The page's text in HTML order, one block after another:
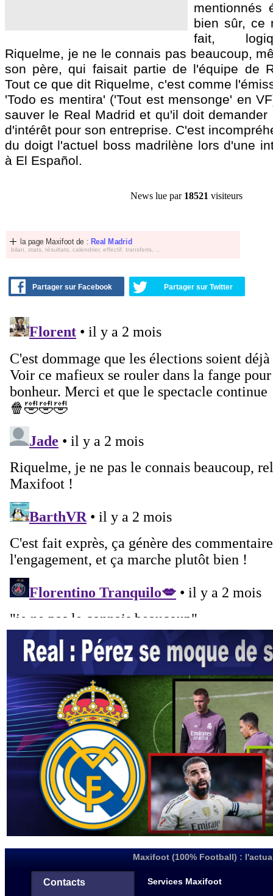
mentionnés
bien sûr, ce
fait,
Riquelme, je ne le connais pas beaucoup,
son père, qui faisait partie de l'équipe de
Tout ce que dit Riquelme, c'est comme
'Todo es mentira' ('Tout est mensonge' en
sauver le Real Madrid et qu'il doit
d'intérêt pour son entreprise. C'est
du doigt l'actuel boss madrilène lors d'une
à El Español.
News lue par 18521 visiteurs
la page Maxifoot de : Real Madrid
bilan, stats, résultats, calendrier, effectif, transferts, ...
Partager sur Facebook Partager sur Twitter
Maxifoot (100% Football) :
Contacts Services Maxifoot